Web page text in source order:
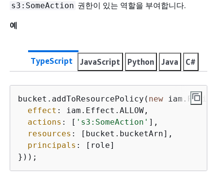
s3:SomeAction 권한이 있는 역할을 부여합니다.
예
TypeScript JavaScript Python Java C#
bucket.addToResourcePolicy( new
effect : iam.Effect.ALLOW,
actions : [ 's3:SomeAction' ],
resources : [bucket.bucketArn],
principals : [role]
}));